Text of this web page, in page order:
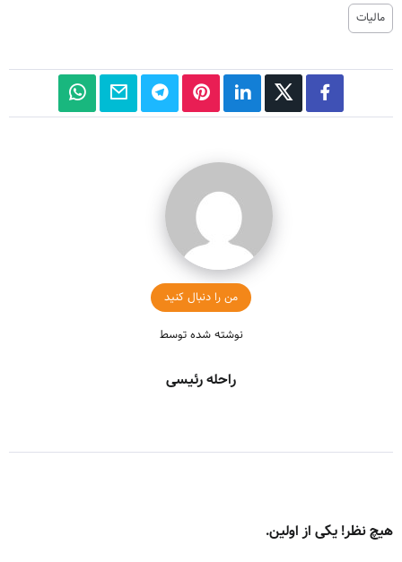
مالیات
من را دنبال کنید
نوشته شده توسط
راحله رئیسی
هیچ نظر! یکی از اولین.